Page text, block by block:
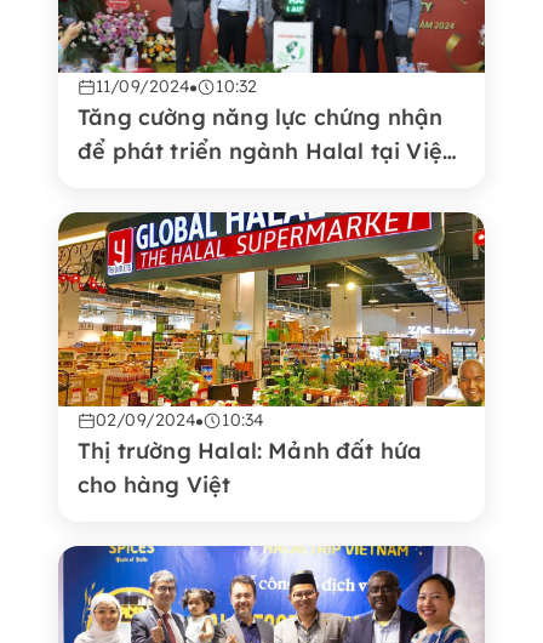
11/09/2024 10:32
Tăng cường năng lực chứng nhận
để phát triển ngành Halal tại Việt
02/09/2024 10:34
Thị trường Halal: Mảnh đất hứa
cho hàng Việt